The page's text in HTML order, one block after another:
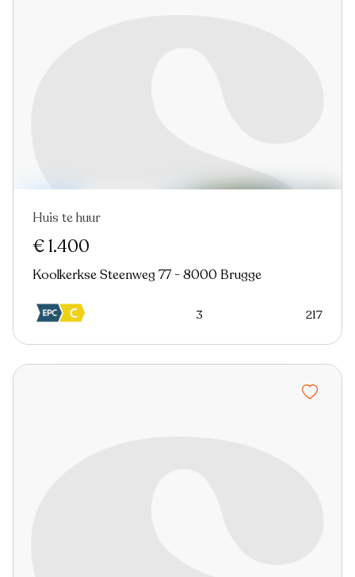
Nieuw
Huis te huur
€ 1.400
Koolkerkse Steenweg 77 - 8000 Brugge
3 217